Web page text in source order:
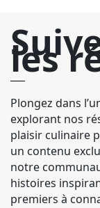
les
Plongez dans
explorant nos
plaisir culinaire
un contenu
notre
histoires
premiers à